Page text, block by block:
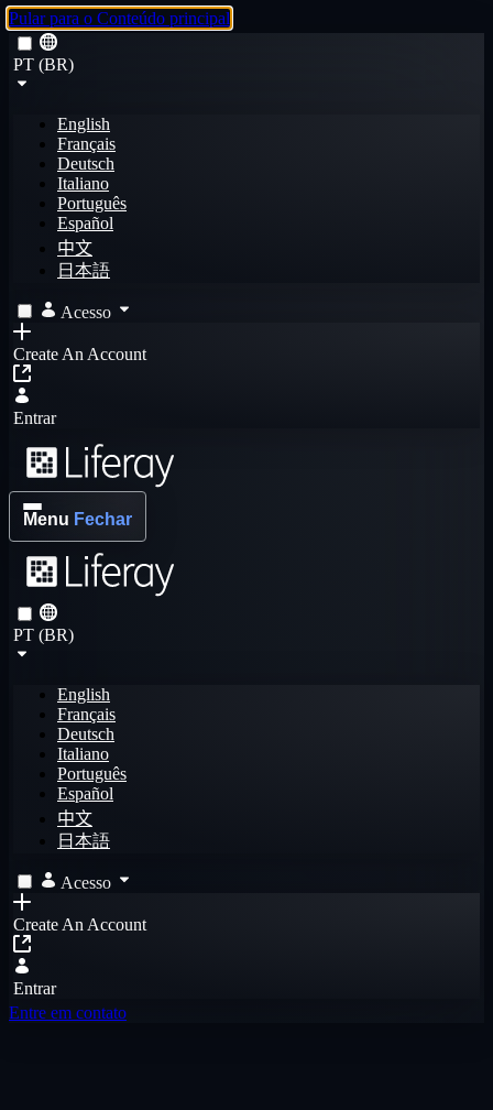
Pular para o Conteúdo principal
PT (BR)
English
Français
Deutsch
Italiano
Português
Español
中文
日本語
Acesso
Create An Account
Entrar
Menu Fechar
PT (BR)
English
Français
Deutsch
Italiano
Português
Español
中文
日本語
Acesso
Create An Account
Entrar
Entre em contato